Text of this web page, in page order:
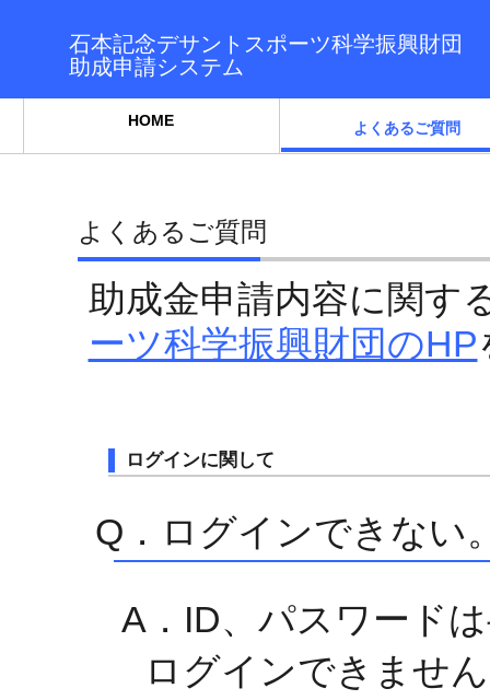
石本記念デサントスポーツ科学振興財団
助成申請システム
HOME よくあるご質問
よくあるご質問
助成金申請内容に関す
ーツ科学振興財団のHP
ログインに関して
Q．ログインできない
A．ID、パスワード
ログインできませ